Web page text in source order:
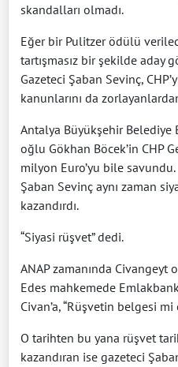
skandalları olmadı.
Eğer bir Pulitzer ödülü
tartışmasız bir şekilde aday
Gazeteci Şaban Sevinç,
kanunlarını da
Antalya Büyükşehir Belediye
oğlu Gökhan Böcek’in CHP
milyon Euro’yu bile savundu.
Şaban Sevinç aynı zaman
kazandırdı.
“Siyasi rüşvet” dedi.
ANAP zamanında
Edes mahkemede
Civan’a, “Rüşvetin belgesi
O tarihten bu yana rüşvet
kazandıran ise gazeteci